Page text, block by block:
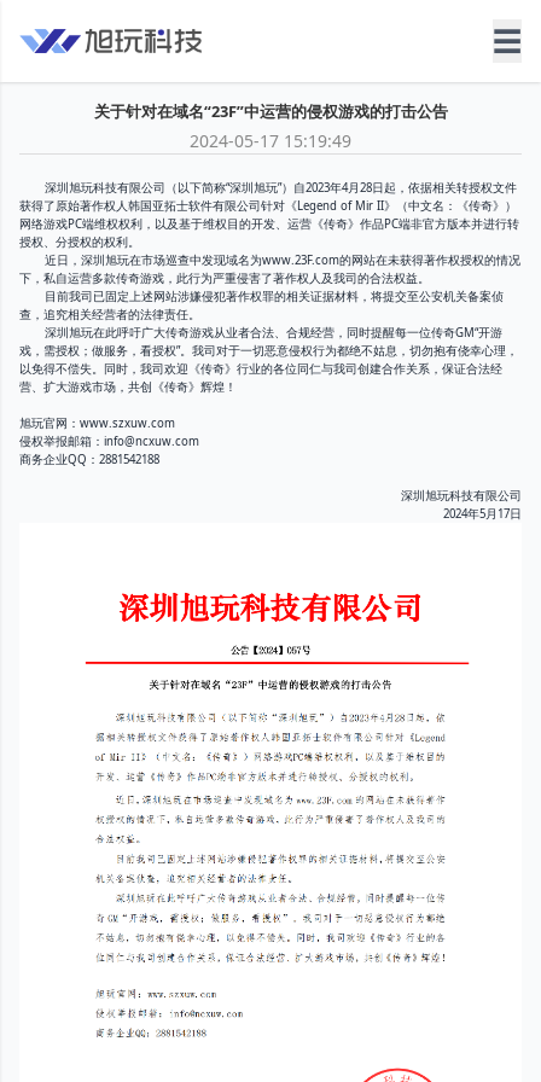
☰
关于针对在域名“23F”中运营的侵权游戏的打击公告
2024-05-17 15:19:49
深圳旭玩科技有限公司（以下简称“深圳旭玩”）自2023年4月28日起，依据相关转授权文件
获得了原始著作权人韩国亚拓士软件有限公司针对《Legend of Mir II》（中文名：《传奇》）
网络游戏PC端维权权利，以及基于维权目的开发、运营《传奇》作品PC端非官方版本并进行转
授权、分授权的权利。
近日，深圳旭玩在市场巡查中发现域名为www.23F.com的网站在未获得著作权授权的情况
下，私自运营多款传奇游戏，此行为严重侵害了著作权人及我司的合法权益。
目前我司已固定上述网站涉嫌侵犯著作权罪的相关证据材料，将提交至公安机关备案侦
查，追究相关经营者的法律责任。
深圳旭玩在此呼吁广大传奇游戏从业者合法、合规经营，同时提醒每一位传奇GM“开游
戏，需授权；做服务，看授权”。我司对于一切恶意侵权行为都绝不姑息，切勿抱有侥幸心理，
以免得不偿失。同时，我司欢迎《传奇》行业的各位同仁与我司创建合作关系，保证合法经
营、扩大游戏市场，共创《传奇》辉煌！
旭玩官网：www.szxuw.com
侵权举报邮箱：info@ncxuw.com
商务企业QQ：2881542188
深圳旭玩科技有限公司
2024年5月17日